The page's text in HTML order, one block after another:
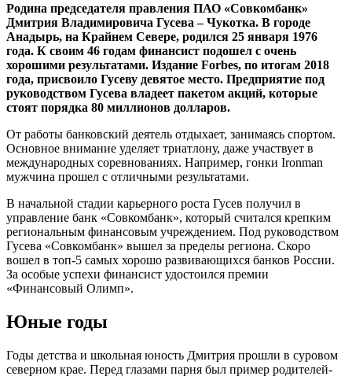
Родина председателя правления ПАО «Совкомбанк»
Дмитрия Владимировича Гусева – Чукотка. В городе
Анадырь, на Крайнем Севере, родился 25 января 1976
года. К своим 46 годам финансист подошел с очень
хорошими результатами. Издание Forbes, по итогам 2018
года, присвоило Гусеву девятое место. Предприятие под
руководством Гусева владеет пакетом акций, которые
стоят порядка 80 миллионов долларов.
От работы банковский деятель отдыхает, занимаясь спортом.
Основное внимание уделяет триатлону, даже участвует в
международных соревнованиях. Например, гонки Ironman
мужчина прошел с отличными результатами.
В начальной стадии карьерного роста Гусев получил в
управление банк «Совкомбанк», который считался крепким
региональным финансовым учреждением. Под руководством
Гусева «Совкомбанк» вышел за пределы региона. Скоро
вошел в топ-5 самых хорошо развивающихся банков России.
За особые успехи финансист удостоился премии
«Финансовый Олимп».
Юные годы
Годы детства и школьная юность Дмитрия прошли в суровом
северном крае. Перед глазами парня был пример родителей-